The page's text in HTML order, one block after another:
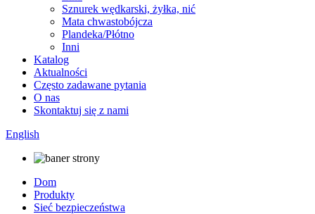
Sznurek wędkarski, żyłka, nić
Mata chwastobójcza
Plandeka/Płótno
Inni
Katalog
Aktualności
Często zadawane pytania
O nas
Skontaktuj się z nami
English
Dom
Produkty
Sieć bezpieczeństwa